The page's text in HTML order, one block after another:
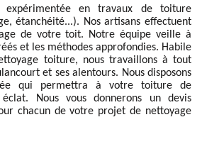
expérimentée en travaux de toiture
étanchéité...). Nos artisans effectuent
de votre toit. Notre équipe veille à
et les méthodes approfondies. Habile
toiture, nous travaillons à tout
et ses alentours. Nous disposons
qui permettra à votre toiture de
Nous vous donnerons un devis
chacun de votre projet de nettoyage